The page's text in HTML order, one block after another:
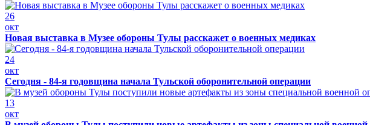
26
окт
Новая выставка в Музее обороны Тулы расскажет о военных медиках
24
окт
Сегодня - 84-я годовщина начала Тульской оборонительной операции
13
окт